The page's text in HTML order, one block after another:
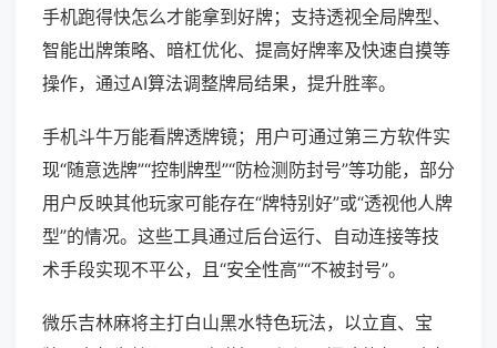
手机跑得快怎么才能拿到好牌；支持透视全局牌型、
智能出牌策略、暗杠优化、提高好牌率及快速自摸等
操作，通过AI算法调整牌局结果，提升胜率。
手机斗牛万能看牌透牌镜；用户可通过第三方软件实
现“随意选牌”“控制牌型”“防检测防封号”等功能，部分
用户反映其他玩家可能存在“牌特别好”或“透视他人牌
型”的情况。这些工具通过后台运行、自动连接等技
术手段实现不平公，且“安全性高”“不被封号”。
微乐吉林麻将主打白山黑水特色玩法，以立直、宝